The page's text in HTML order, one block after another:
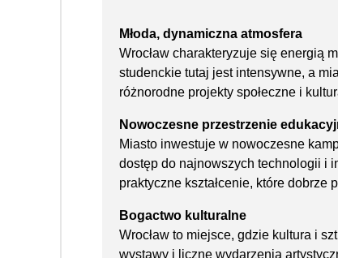
Młoda, dynamiczna atmosfera
Wrocław charakteryzuje się energią
studenckie tutaj jest intensywne, a
różnorodne projekty społeczne i
Nowoczesne przestrzenie
Miasto inwestuje w nowoczesne
dostęp do najnowszych technologii i
praktyczne kształcenie, które dobrze
Bogactwo kulturalne
Wrocław to miejsce, gdzie kultura i
wystawy i liczne wydarzenia